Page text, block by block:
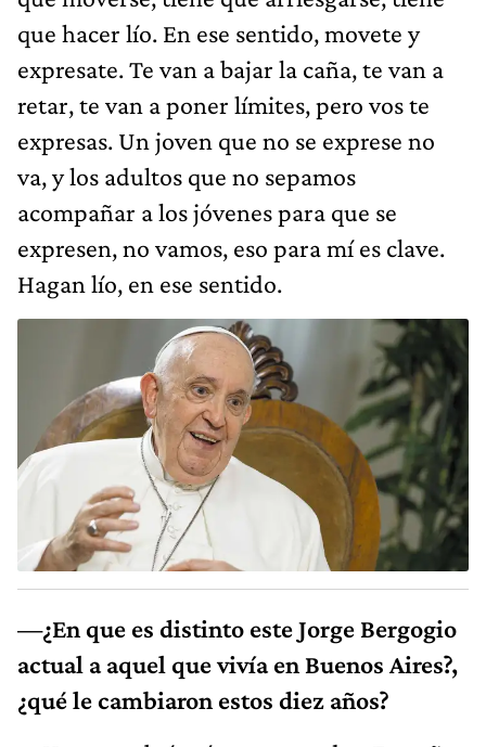
que hacer lío. En ese sentido, movete y
expresate. Te van a bajar la caña, te van a
retar, te van a poner límites, pero vos te
expresas. Un joven que no se exprese no
va, y los adultos que no sepamos
acompañar a los jóvenes para que se
expresen, no vamos, eso para mí es clave.
Hagan lío, en ese sentido.
—¿En que es distinto este Jorge Bergogio
actual a aquel que vivía en Buenos Aires?,
¿qué le cambiaron estos diez años?